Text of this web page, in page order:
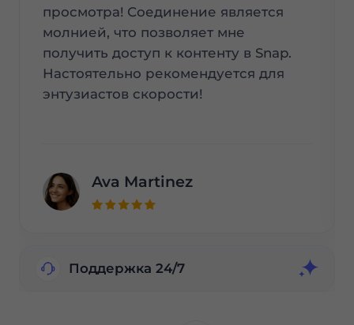
просмотра! Соединение является
молнией, что позволяет мне
получить доступ к контенту в Snap.
Настоятельно рекомендуется для
энтузиастов скорости!
Ava Martinez
Поддержка 24/7